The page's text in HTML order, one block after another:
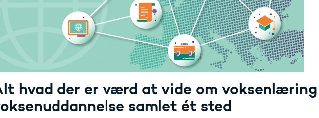
hvad der er værd at vide om
samlet ét sted